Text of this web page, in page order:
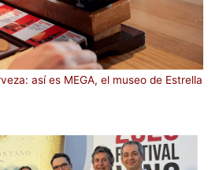
así es MEGA, el museo de Estrella